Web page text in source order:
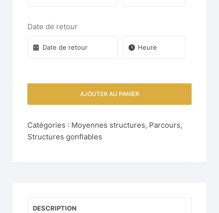
Date de retour
AJOUTER AU PANIER
Catégories : Moyennes structures, Parcours,
Structures gonflables
DESCRIPTION